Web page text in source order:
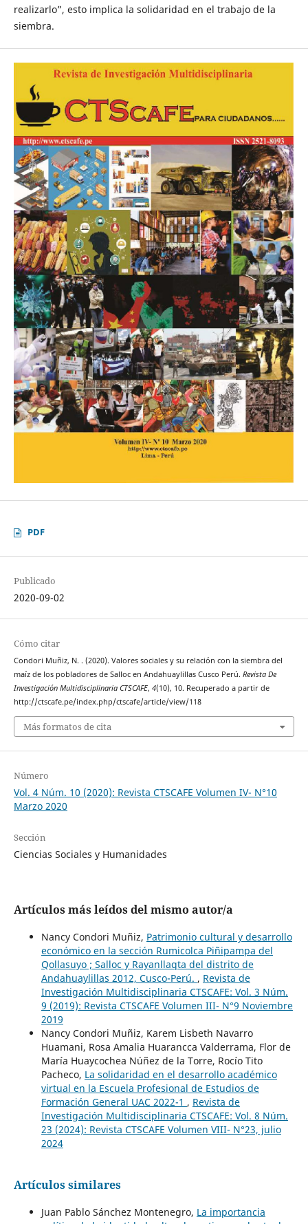
realizarlo”, esto implica la solidaridad en el trabajo de la
siembra.
PDF
Publicado
2020-09-02
Cómo citar
Condori Muñiz, N. . (2020). Valores sociales y su relación con la siembra del
maíz de los pobladores de Salloc en Andahuaylillas Cusco Perú. Revista De
Investigación Multidisciplinaria CTSCAFE, 4(10), 10. Recuperado a partir de
http://ctscafe.pe/index.php/ctscafe/article/view/118
Más formatos de cita
Número
Vol. 4 Núm. 10 (2020): Revista CTSCAFE Volumen IV- N°10
Marzo 2020
Sección
Ciencias Sociales y Humanidades
Artículos más leídos del mismo autor/a
Nancy Condori Muñiz, Patrimonio cultural y desarrollo
económico en la sección Rumicolca Piñipampa del
Qollasuyo ; Salloc y Rayanllaqta del distrito de
Andahuaylillas 2012, Cusco-Perú. , Revista de
Investigación Multidisciplinaria CTSCAFE: Vol. 3 Núm.
9 (2019): Revista CTSCAFE Volumen III- N°9 Noviembre
2019
Nancy Condori Muñiz, Karem Lisbeth Navarro
Huamani, Rosa Amalia Huarancca Valderrama, Flor de
María Huaycochea Núñez de la Torre, Rocío Tito
Pacheco, La solidaridad en el desarrollo académico
virtual en la Escuela Profesional de Estudios de
Formación General UAC 2022-1 , Revista de
Investigación Multidisciplinaria CTSCAFE: Vol. 8 Núm.
23 (2024): Revista CTSCAFE Volumen VIII- N°23, julio
2024
Artículos similares
Juan Pablo Sánchez Montenegro, La importancia